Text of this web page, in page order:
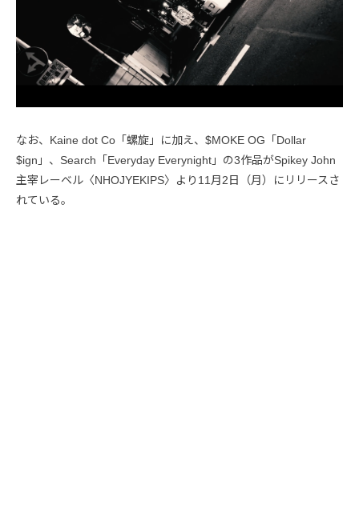
なお、Kaine dot Co「螺旋」に加え、$MOKE OG「Dollar
$ign」、Search「Everyday Everynight」の3作品がSpikey John
主宰レーベル〈NHOJYEKIPS〉より11月2日（月）にリリースさ
れている。